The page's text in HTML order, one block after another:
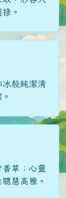
。
冰般純潔清
草；心靈
慧高雅。